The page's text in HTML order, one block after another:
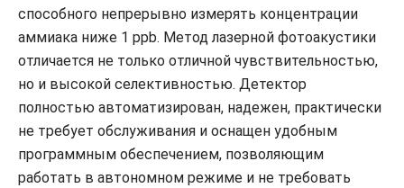
способного непрерывно измерять концентрации
аммиака ниже 1 ppb. Метод лазерной фотоакустики
отличается не только отличной чувствительностью,
но и высокой селективностью. Детектор
полностью автоматизирован, надежен, практически
не требует обслуживания и оснащен удобным
программным обеспечением, позволяющим
работать в автономном режиме и не требовать